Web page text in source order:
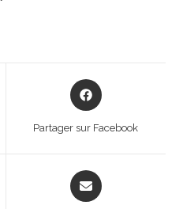
Opens
in
Partager sur Facebook
Opens
in